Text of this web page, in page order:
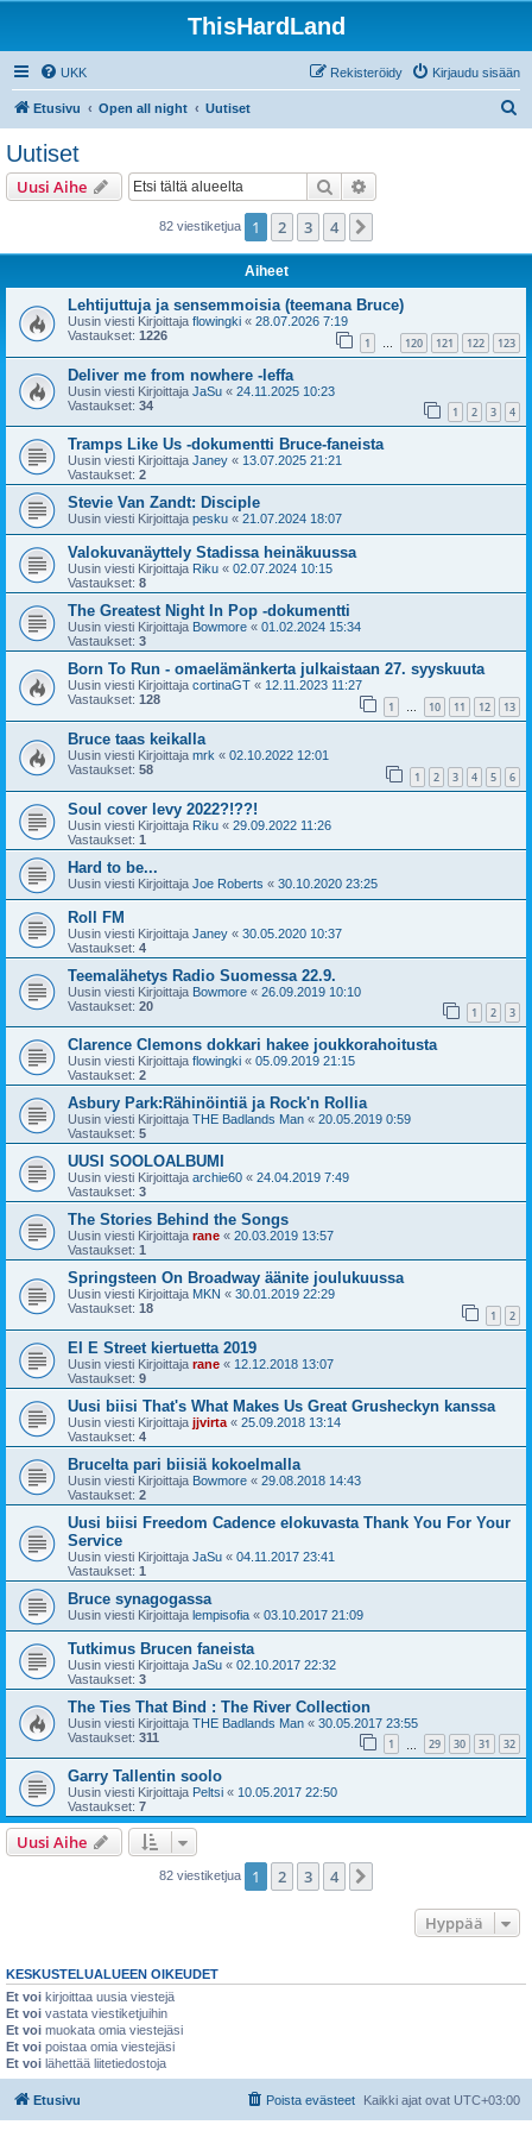
ThisHardLand
UKK Kirjaudu sisään
Rekisteröidy
Etusivu Open all night Uutiset
Uutiset
Uusi Aihe Etsi
82 viestiketjua 1 2 3 4
Aiheet
Lehtijuttuja ja sensemmoisia (teemana Bruce)
Uusin viesti Kirjoittaja flowingki « 28.07.2026 7:19
Vastaukset: 1226 1 … 120 121 122 123
Deliver me from nowhere -leffa
Uusin viesti Kirjoittaja JaSu « 24.11.2025 10:23
Vastaukset: 34 1 2 3 4
Tramps Like Us -dokumentti Bruce-faneista
Uusin viesti Kirjoittaja Janey « 13.07.2025 21:21
Vastaukset: 2
Stevie Van Zandt: Disciple
Uusin viesti Kirjoittaja pesku « 21.07.2024 18:07
Valokuvanäyttely Stadissa heinäkuussa
Uusin viesti Kirjoittaja Riku « 02.07.2024 10:15
Vastaukset: 8
The Greatest Night In Pop -dokumentti
Uusin viesti Kirjoittaja Bowmore « 01.02.2024 15:34
Vastaukset: 3
Born To Run - omaelämänkerta julkaistaan 27. syyskuuta
Uusin viesti Kirjoittaja cortinaGT « 12.11.2023 11:27
Vastaukset: 128 1 … 10 11 12 13
Bruce taas keikalla
Uusin viesti Kirjoittaja mrk « 02.10.2022 12:01
Vastaukset: 58 1 2 3 4 5 6
Soul cover levy 2022?!??!
Uusin viesti Kirjoittaja Riku « 29.09.2022 11:26
Vastaukset: 1
Hard to be...
Uusin viesti Kirjoittaja Joe Roberts « 30.10.2020 23:25
Roll FM
Uusin viesti Kirjoittaja Janey « 30.05.2020 10:37
Vastaukset: 4
Teemalähetys Radio Suomessa 22.9.
Uusin viesti Kirjoittaja Bowmore « 26.09.2019 10:10
Vastaukset: 20 1 2 3
Clarence Clemons dokkari hakee joukkorahoitusta
Uusin viesti Kirjoittaja flowingki « 05.09.2019 21:15
Vastaukset: 2
Asbury Park:Rähinöintiä ja Rock'n Rollia
Uusin viesti Kirjoittaja THE Badlands Man « 20.05.2019 0:59
Vastaukset: 5
UUSI SOOLOALBUMI
Uusin viesti Kirjoittaja archie60 « 24.04.2019 7:49
Vastaukset: 3
The Stories Behind the Songs
Uusin viesti Kirjoittaja rane « 20.03.2019 13:57
Vastaukset: 1
Springsteen On Broadway äänite joulukuussa
Uusin viesti Kirjoittaja MKN « 30.01.2019 22:29
Vastaukset: 18 1 2
EI E Street kiertuetta 2019
Uusin viesti Kirjoittaja rane « 12.12.2018 13:07
Vastaukset: 9
Uusi biisi That's What Makes Us Great Grusheckyn kanssa
Uusin viesti Kirjoittaja jjvirta « 25.09.2018 13:14
Vastaukset: 4
Brucelta pari biisiä kokoelmalla
Uusin viesti Kirjoittaja Bowmore « 29.08.2018 14:43
Vastaukset: 2
Uusi biisi Freedom Cadence elokuvasta Thank You For Your
Service
Uusin viesti Kirjoittaja JaSu « 04.11.2017 23:41
Vastaukset: 1
Bruce synagogassa
Uusin viesti Kirjoittaja lempisofia « 03.10.2017 21:09
Tutkimus Brucen faneista
Uusin viesti Kirjoittaja JaSu « 02.10.2017 22:32
Vastaukset: 3
The Ties That Bind : The River Collection
Uusin viesti Kirjoittaja THE Badlands Man « 30.05.2017 23:55
Vastaukset: 311 1 29 30 31 32
Garry Tallentin soolo
Uusin viesti Kirjoittaja Peltsi « 10.05.2017 22:50
Vastaukset: 7
Uusi Aihe
82 viestiketjua 1 2 3 4
Hyppää
KESKUSTELUALUEEN OIKEUDET
Et voi kirjoittaa uusia viestejä
Et voi vastata viestiketjuihin
Et voi muokata omia viestejäsi
Et voi poistaa omia viestejäsi
Et voi lähettää liitetiedostoja
Etusivu Kaikki ajat ovat UTC+03:00
Poista evästeet